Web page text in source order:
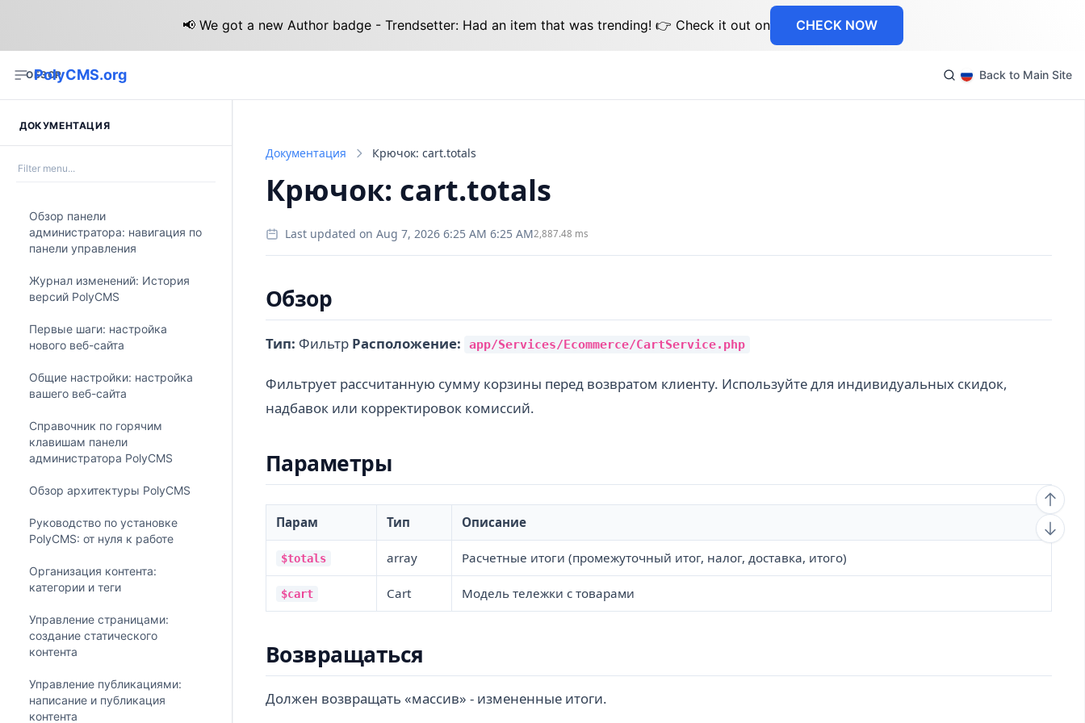
📢 We got a new Author badge - Trendsetter: Had an item that was trending! 👉 Check it out on CHECK NOW
PolyCMS.org
ОБЗОР Back to Main Site
ДОКУМЕНТАЦИЯ
Обзор панели
администратора: навигация по
панели управления
Журнал изменений: История
версий PolyCMS
Первые шаги: настройка
нового веб-сайта
Общие настройки: настройка
вашего веб-сайта
Справочник по горячим
клавишам панели
администратора PolyCMS
Обзор архитектуры PolyCMS
Руководство по установке
PolyCMS: от нуля к работе
Организация контента:
категории и теги
Управление страницами:
создание статического
контента
Управление публикациями:
написание и публикация
контента
Документация Крючок: cart.totals
Крючок: cart.totals
Last updated on Aug 7, 2026 6:25 AM 6:25 AM2,887.48 ms
Обзор
Тип: Фильтр Расположение: app/Services/Ecommerce/CartService.php
Фильтрует рассчитанную сумму корзины перед возвратом клиенту. Используйте для индивидуальных скидок,
надбавок или корректировок комиссий.
Параметры
Парам Тип Описание
$totals array Расчетные итоги (промежуточный итог, налог, доставка, итого)
$cart Cart Модель тележки с товарами
Возвращаться
Должен возвращать «массив» - измененные итоги.